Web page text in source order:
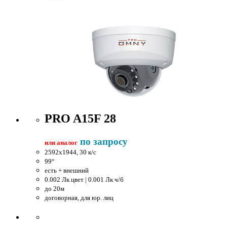
PRO A15F 28
или аналог по запросу
2592x1944, 30 к/c
99°
есть + внешний
0.002 Лк цвет | 0.001 Лк ч/б
до 20м
договорная, для юр. лиц